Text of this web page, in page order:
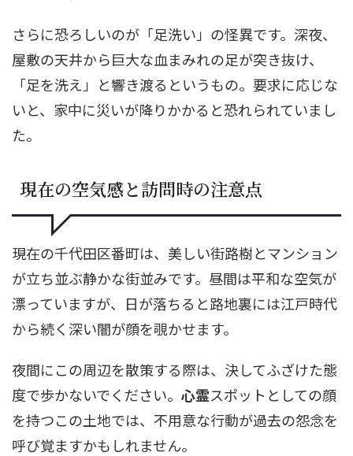
さらに恐ろしいのが「足洗い」の怪異です。深夜、
屋敷の天井から巨大な血まみれの足が突き抜け、
「足を洗え」と響き渡るというもの。要求に応じな
いと、家中に災いが降りかかると恐れられていまし
た。
現在の空気感と訪問時の注意点
現在の千代田区番町は、美しい街路樹とマンション
が立ち並ぶ静かな街並みです。昼間は平和な空気が
漂っていますが、日が落ちると路地裏には江戸時代
から続く深い闇が顔を覗かせます。
夜間にこの周辺を散策する際は、決してふざけた態
度で歩かないでください。 心霊スポットとしての顔
を持つこの土地では、不用意な行動が過去の怨念を
呼び覚ますかもしれません。